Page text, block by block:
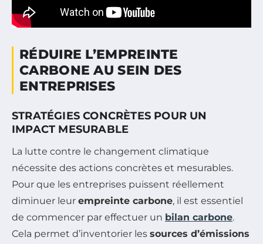
RÉDUIRE L’EMPREINTE
CARBONE AU SEIN DES
ENTREPRISES
STRATÉGIES CONCRÈTES POUR UN
IMPACT MESURABLE
La lutte contre le changement climatique
nécessite des actions concrètes et mesurables.
Pour que les entreprises puissent réellement
diminuer leur empreinte carbone, il est essentiel
de commencer par effectuer un bilan carbone.
Cela permet d’inventorier les sources d’émissions